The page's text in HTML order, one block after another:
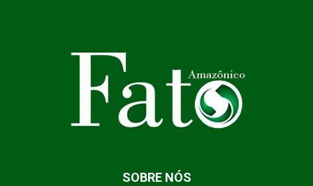
SOBRE NÓS